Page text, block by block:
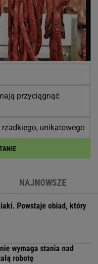
przyciągnąć
unikatowego
NAJNOWSZE
Powstaje obiad, który
wymaga stania nad
robotę